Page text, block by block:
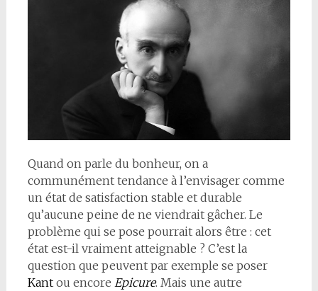
Quand on parle du bonheur, on a
communément tendance à l’envisager comme
un état de satisfaction stable et durable
qu’aucune peine de ne viendrait gâcher. Le
problème qui se pose pourrait alors être : cet
état est-il vraiment atteignable ? C’est la
question que peuvent par exemple se poser
Kantou encore Epicure. Mais une autre